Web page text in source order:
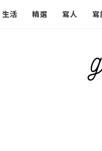
生活 精選 寫人 寫